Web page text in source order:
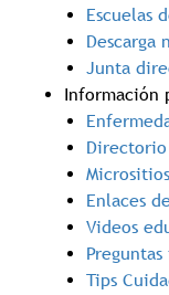
Escuelas
Descarga
Junta
Información
Enlaces
Videos
Tips